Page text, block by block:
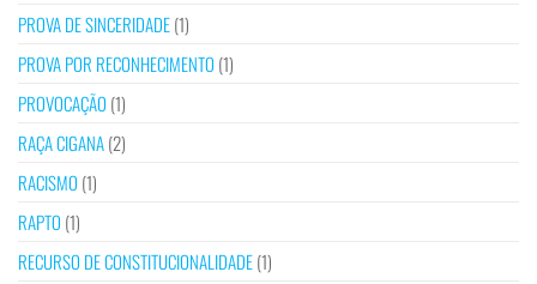
PROVA DE SINCERIDADE(1)
PROVA POR RECONHECIMENTO (1)
PROVOCAÇÃO (1)
RAÇA CIGANA(2)
RACISMO (1)
RAPTO (1)
RECURSO DE CONSTITUCIONALIDADE(1)